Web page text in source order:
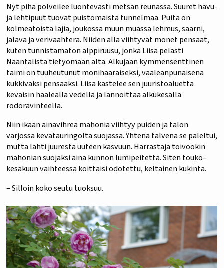
Nyt piha polveilee luontevasti metsän reunassa. Suuret havu-
ja lehtipuut tuovat puistomaista tunnelmaa. Puita on
kolmeatoista lajia, joukossa muun muassa lehmus, saarni,
jalava ja verivaahtera. Niiden alla viihtyvät monet pensaat,
kuten tunnistamaton alppiruusu, jonka Liisa pelasti
Naantalista tietyömaan alta. Alkujaan kymmensenttinen
taimi on tuuheutunut monihaaraiseksi, vaaleanpunaisena
kukkivaksi pensaaksi. Liisa kastelee sen juuristoaluetta
keväisin haalealla vedellä ja lannoittaa alkukesällä
rodoravinteella.
Niin ikään ainavihreä mahonia viihtyy puiden ja talon
varjossa kevätauringolta suojassa. Yhtenä talvena se paleltui,
mutta lähti juuresta uuteen kasvuun. Harrastaja toivookin
mahonian suojaksi aina kunnon lumipeitettä. Siten touko–
kesäkuun vaihteessa koittaisi odotettu, keltainen kukinta.
– Silloin koko seutu tuoksuu.